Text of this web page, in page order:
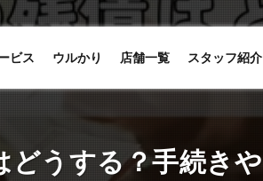
ビス ウルかり 店舗一覧 スタッフ紹介
どうする？手続きや